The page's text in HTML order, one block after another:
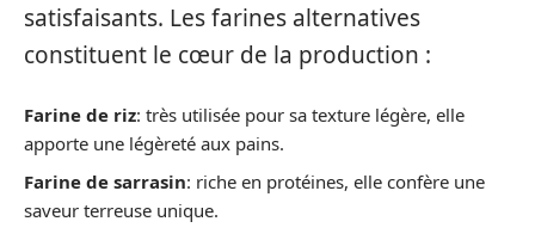
satisfaisants. Les farines alternatives
constituent le cœur de la production :
Farine de riz: très utilisée pour sa texture légère, elle
apporte une légèreté aux pains.
Farine de sarrasin: riche en protéines, elle confère une
saveur terreuse unique.